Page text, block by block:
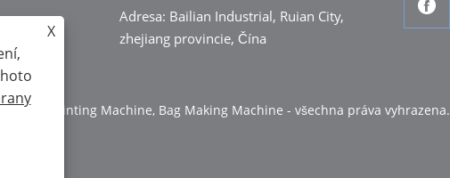
Adresa: Bailian Industrial, Ruian City,
zhejiang provincie, Čína
Flexo Printing Machine, Bag Making Machine - všechna práva vyhrazena.
X